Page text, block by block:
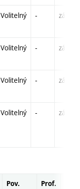
Volitelný - zá,zk
Volitelný - zá
Volitelný - zá,zk
Volitelný - zá
Pov. Prof.